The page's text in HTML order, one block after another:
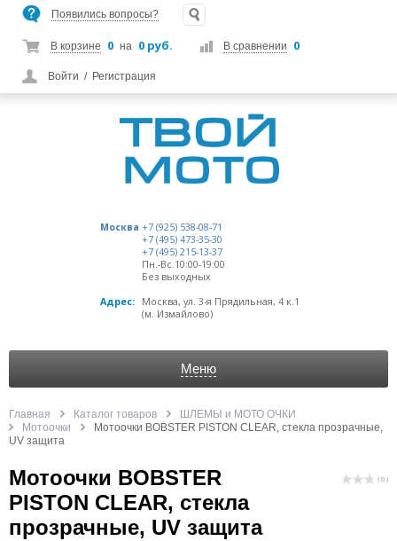
Появились вопросы?
В корзине 0 на 0 руб. В сравнении 0
Войти / Регистрация
Москва +7 (925) 538-08-71
+7 (495) 473-35-30
+7 (495) 215-13-37
Пн.-Вс.10:00-19:00
Без выходных
Адрес:
Москва, ул. 3-я Прядильная, 4 к.1
(м. Измайлово)
Меню
Главная Каталог товаров
ШЛЕМЫ и МОТО ОЧКИ
Мотоочки
Мотоочки BOBSTER PISTON CLEAR, стекла прозрачные,
UV защита
Мотоочки BOBSTER
PISTON CLEAR, стекла
прозрачные, UV защита
( 0 )